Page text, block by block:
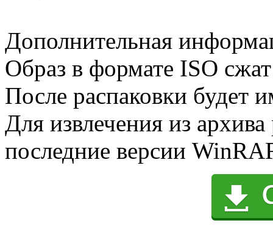
Дополнительная
Образ в формате ISO
После распаковки будет
Для извлечения из архива
последние версии